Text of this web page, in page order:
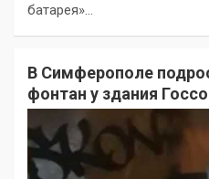
батарея»…
В Симферополе
фонтан у здания